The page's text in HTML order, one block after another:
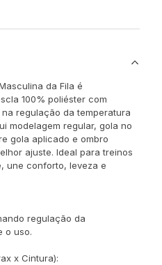
da Fila é
100% poliéster com
regulação da temperatura
modelagem regular, gola no
gola aplicado e ombro
ajuste. Ideal para treinos
une conforto, leveza e
regulação da
o uso.
x Cintura):